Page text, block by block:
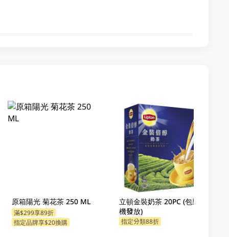
原箱陽光 菊花茶 250 ML
滿$299享89折
指定品牌享$20換購
立頓金裝奶茶 20PC (包裝隨
機發放)
指定分類88折